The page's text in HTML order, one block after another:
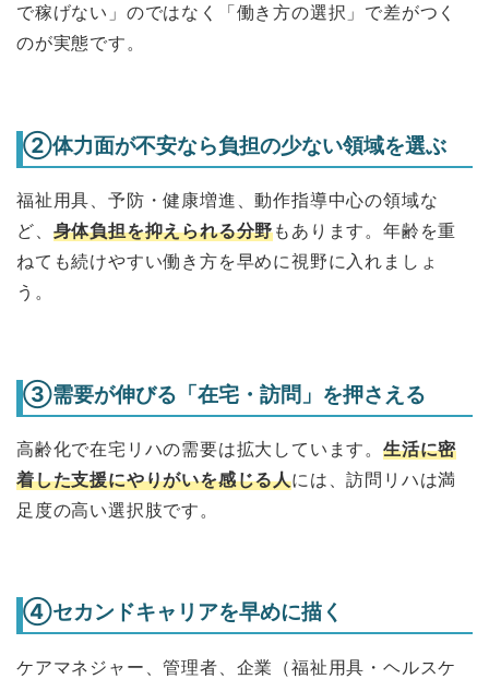
で稼げない」のではなく「働き方の選択」で差がつく
のが実態です。
②体力面が不安なら負担の少ない領域を選ぶ
福祉用具、予防・健康増進、動作指導中心の領域な
ど、 身体負担を抑えられる分野もあります。年齢を重
ねても続けやすい働き方を早めに視野に入れましょ
う。
③需要が伸びる「在宅・訪問」を押さえる
高齢化で在宅リハの需要は拡大しています。 生活に密
着した支援にやりがいを感じる人には、訪問リハは満
足度の高い選択肢です。
④セカンドキャリアを早めに描く
ケアマネジャー、管理者、企業（福祉用具・ヘルスケ